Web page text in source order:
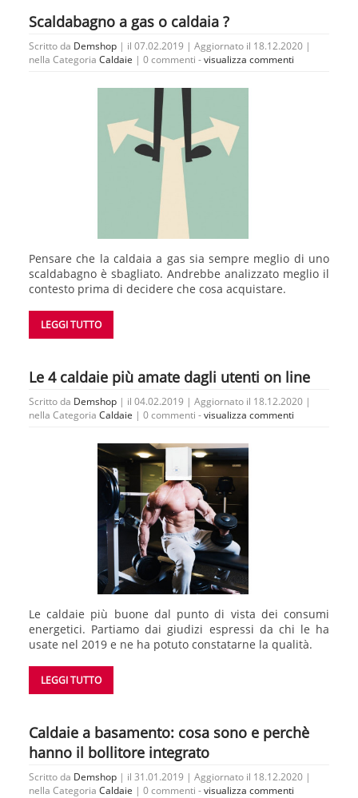
Scaldabagno a gas o caldaia ?
Scritto da Demshop | il 07.02.2019 | Aggiornato il 18.12.2020 |
nella Categoria Caldaie | 0 commenti -visualizza commenti
Pensare che la caldaia a gas sia sempre meglio di uno
scaldabagno è sbagliato. Andrebbe analizzato meglio il
contesto prima di decidere che cosa acquistare.
LEGGI TUTTO
Le 4 caldaie più amate dagli utenti on line
Scritto da Demshop | il 04.02.2019 | Aggiornato il 18.12.2020 |
nella Categoria Caldaie | 0 commenti -visualizza commenti
Le caldaie più buone dal punto di vista dei consumi
energetici. Partiamo dai giudizi espressi da chi le ha
usate nel 2019 e ne ha potuto constatarne la qualità.
LEGGI TUTTO
Caldaie a basamento: cosa sono e perchè
hanno il bollitore integrato
Scritto da Demshop | il 31.01.2019 | Aggiornato il 18.12.2020 |
nella Categoria Caldaie | 0 commenti -visualizza commenti